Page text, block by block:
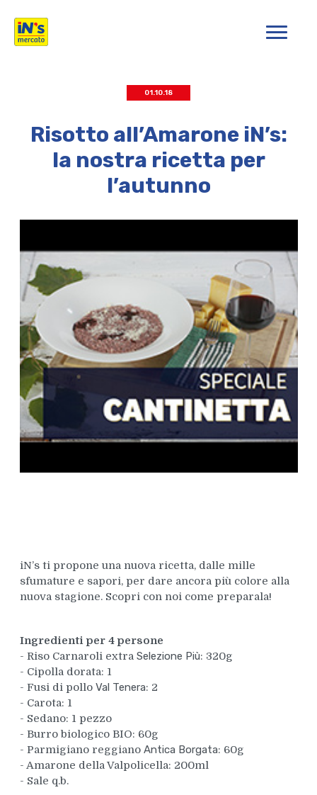
iN's Mercato
01.10.18
Risotto all’Amarone iN’s:
la nostra ricetta per
l’autunno
iN’s ti propone una nuova ricetta, dalle mille
sfumature e sapori, per dare ancora più colore alla
nuova stagione. Scopri con noi come preparala!
Ingredienti per 4 persone
- Riso Carnaroli extra Selezione Più: 320g
- Cipolla dorata: 1
- Fusi di pollo Val Tenera: 2
- Carota: 1
- Sedano: 1 pezzo
- Burro biologico BIO: 60g
- Parmigiano reggiano Antica Borgata: 60g
- Amarone della Valpolicella: 200ml
- Sale q.b.